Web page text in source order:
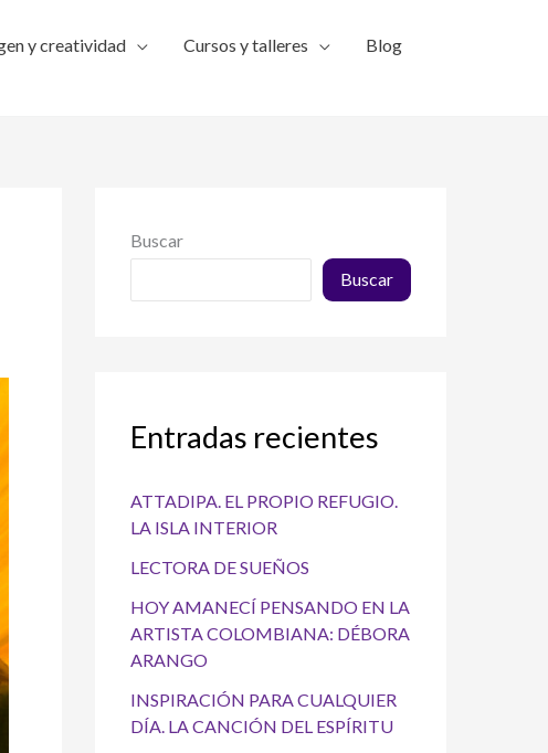
y creatividad Cursos y talleres
Blog
Buscar
Buscar
Entradas recientes
ATTADIPA. EL PROPIO REFUGIO.
LA ISLA INTERIOR
LECTORA DE SUEÑOS
HOY AMANECÍ PENSANDO EN LA
ARTISTA COLOMBIANA: DÉBORA
ARANGO
INSPIRACIÓN PARA CUALQUIER
DÍA. LA CANCIÓN DEL ESPÍRITU